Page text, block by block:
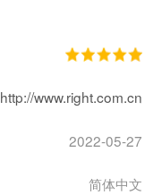
http://www.right.com.cn
2022-05-27
简体中文